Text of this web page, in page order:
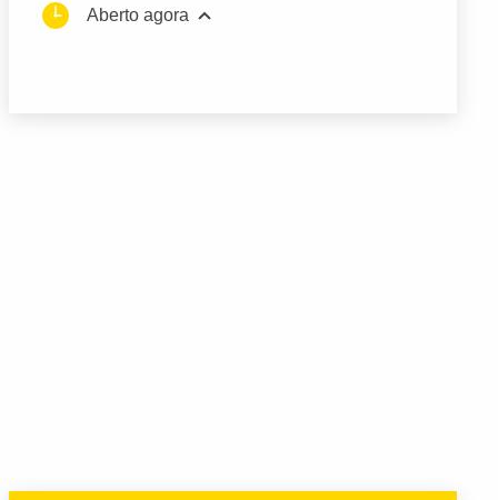
Aberto agora